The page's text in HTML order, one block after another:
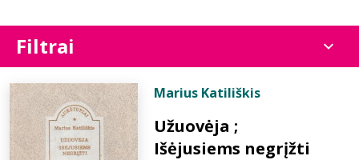
Filtrai
Marius Katiliškis
Užuovėja ;
Išėjusiems negrįžti